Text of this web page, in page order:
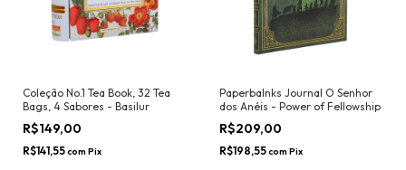
Coleção No.1 Tea Book, 32 Tea
Bags, 4 Sabores - Basilur
R$149,00
R$141,55com Pix
Paperbalnks Journal O Senhor
dos Anéis - Power of Fellowship
R$209,00
R$198,55com Pix